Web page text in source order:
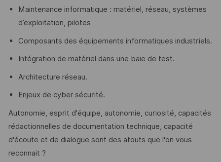
Maintenance informatique : matériel, réseau, systèmes
d’exploitation, pilotes
Composants des équipements informatiques industriels.
Intégration de matériel dans une baie de test.
Architecture réseau.
Enjeux de cyber sécurité.
Autonomie, esprit d'équipe, autonomie, curiosité, capacités
rédactionnelles de documentation technique, capacité
d'écoute et de dialogue sont des atouts que l'on vous
reconnait ?